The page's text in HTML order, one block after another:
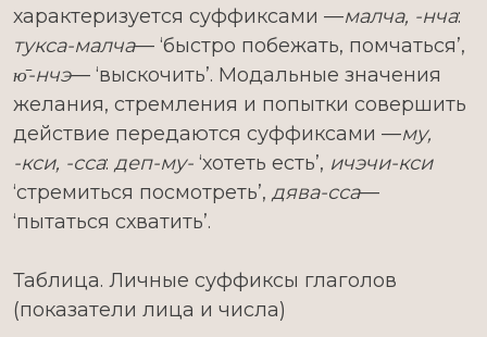
характеризуется суффиксами —малча, -нча:
тукса-малча— ‘быстро побежать, помчаться’,
ю̄-нчэ— ‘выскочить’. Модальные значения
желания, стремления и попытки совершить
действие передаются суффиксами —му,
-кси, -сса: деп-му- ‘хотеть есть’, ичэчи-кси
‘стремиться посмотреть’, дява-сса—
‘пытаться схватить’.
Таблица. Личные суффиксы глаголов
(показатели лица и числа)